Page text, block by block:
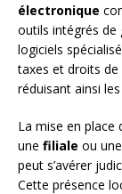
électronique
outils intégrés de
logiciels
taxes et droits de
réduisant ainsi les
La mise en place
une filiale ou une
peut s’avérer
Cette présence